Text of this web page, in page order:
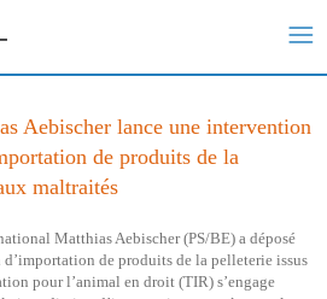
Aebischer lance une intervention
de produits de la
maltraités
Matthias Aebischer (PS/BE) a déposé
de produits de la pelleterie issus
pour l’animal en droit (TIR) s’engage